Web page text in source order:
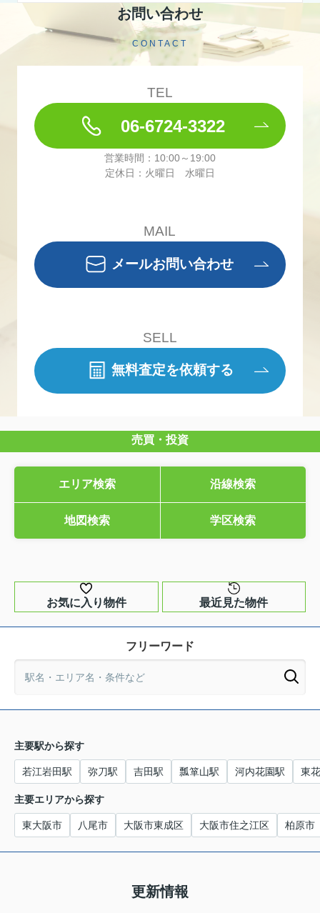
お問い合わせ
CONTACT
TEL
06-6724-3322
営業時間：10:00～19:00
定休日：火曜日 水曜日
MAIL
メールお問い合わせ
SELL
無料査定を依頼する
売買・投資
エリア検索 沿線検索
地図検索 学区検索
お気に入り物件 最近見た物件
フリーワード
主要駅から探す
若江岩田駅 弥刀駅 吉田駅 瓢箪山駅 河内花園駅 東
主要エリアから探す
東大阪市 八尾市 大阪市東成区 大阪市住之江区 柏原市
更新情報